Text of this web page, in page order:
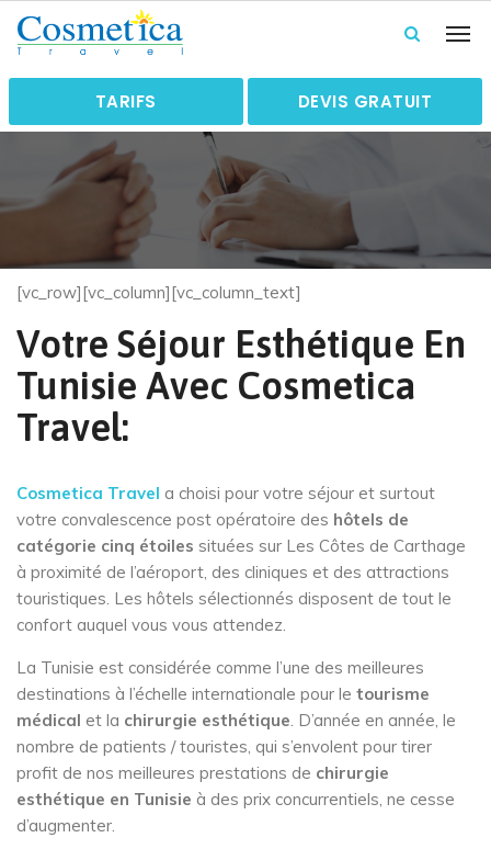
TARIFS DEVIS GRATUIT
[vc_row][vc_column][vc_column_text]
Votre Séjour Esthétique En
Tunisie Avec Cosmetica
Travel:
Cosmetica Travel a choisi pour votre séjour et surtout
votre convalescence post opératoire des hôtels de
catégorie cinq étoiles situées sur Les Côtes de Carthage
à proximité de l’aéroport, des cliniques et des attractions
touristiques. Les hôtels sélectionnés disposent de tout le
confort auquel vous vous attendez.
La Tunisie est considérée comme l’une des meilleures
destinations à l’échelle internationale pour le tourisme
médical et la chirurgie esthétique. D’année en année, le
nombre de patients / touristes, qui s’envolent pour tirer
profit de nos meilleures prestations de chirurgie
esthétique en Tunisie à des prix concurrentiels, ne cesse
d’augmenter.